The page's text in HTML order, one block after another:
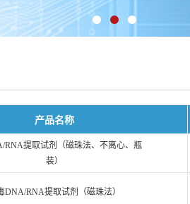
产品名称
RNA提取试剂（磁珠法、不离心、瓶
装）
DNA/RNA提取试剂（磁珠法）